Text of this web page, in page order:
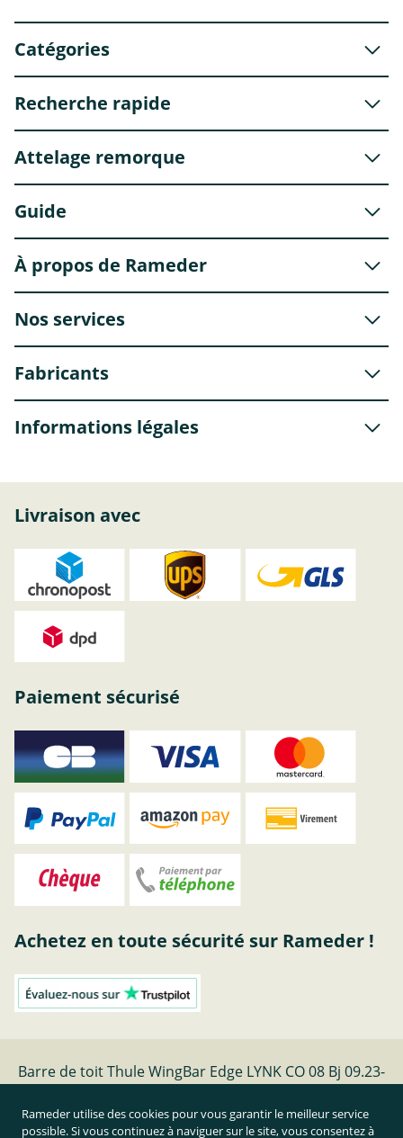
Catégories
Recherche rapide
Attelage remorque
Guide
À propos de Rameder
Nos services
Fabricants
Informations légales
Livraison avec
Paiement sécurisé
Achetez en toute sécurité sur Rameder !
Barre de toit Thule WingBar Edge LYNK CO 08 Bj 09.23-
Rameder utilise des cookies pour vous garantir le meilleur service
possible. Si vous continuez à naviguer sur le site, vous consentez à